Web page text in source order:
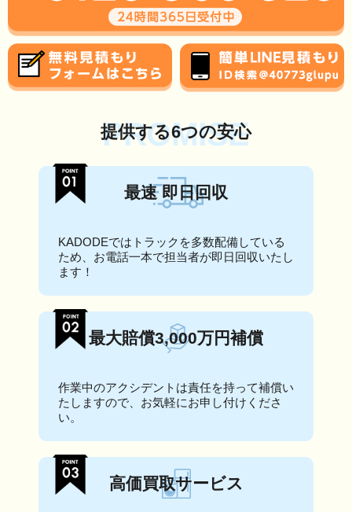
PROMISE
提供する6つの安心
最速 即日回収
KADODEではトラックを多数配備している
ため、お電話一本で担当者が即日回収いたし
ます！
最大賠償3,000万円補償
作業中のアクシデントは責任を持って補償い
たしますので、お気軽にお申し付けくださ
い。
高価買取サービス